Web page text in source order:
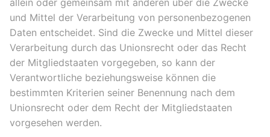
allein oder gemeinsam mit anderen über die Zwecke
und Mittel der Verarbeitung von personenbezogenen
Daten entscheidet. Sind die Zwecke und Mittel dieser
Verarbeitung durch das Unionsrecht oder das Recht
der Mitgliedstaaten vorgegeben, so kann der
Verantwortliche beziehungsweise können die
bestimmten Kriterien seiner Benennung nach dem
Unionsrecht oder dem Recht der Mitgliedstaaten
vorgesehen werden.